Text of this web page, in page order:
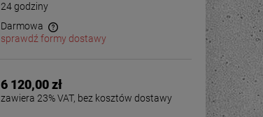
24 godziny
Darmowa
sprawdź formy dostawy
6 120,00 zł
zawiera 23% VAT, bez kosztów dostawy